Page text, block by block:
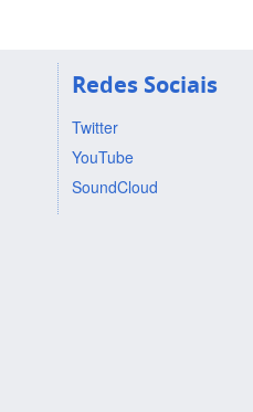
Redes Sociais
Twitter
YouTube
SoundCloud